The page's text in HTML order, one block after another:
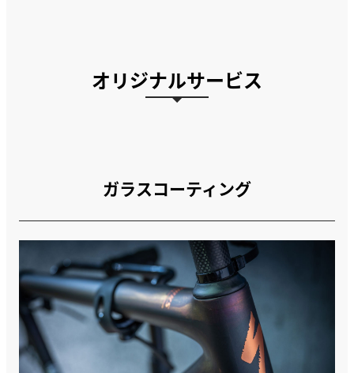
オリジナルサービス
ガラスコーティング